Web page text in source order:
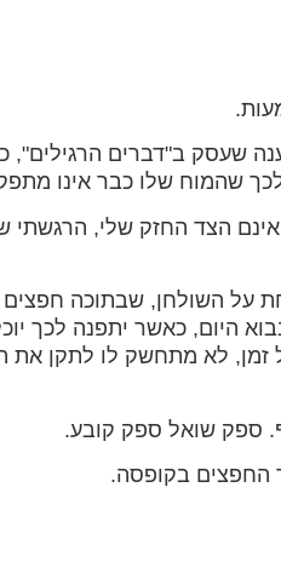
שעסק ב"דברים הרגילים",
שהמוח שלו כבר אינו
הצד החזק שלי, הרגשתי
על השולחן, שבתוכה
היום, כאשר יתפנה לכך
זמן, לא מתחשק לו לתקן את
ספק שואל ספק קובע.
החפצים בקופסה.